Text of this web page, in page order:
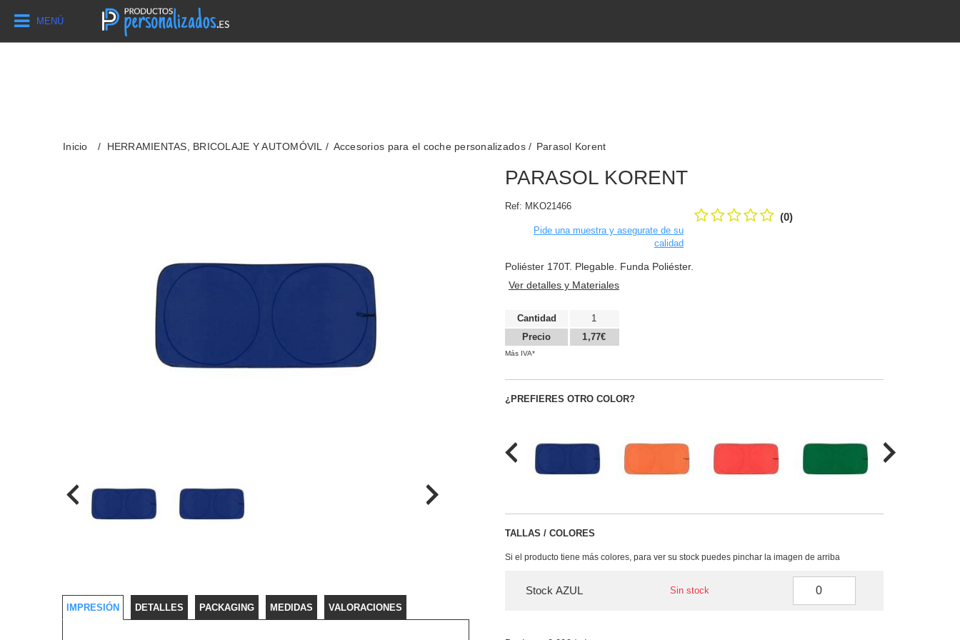
MENÚ
Inicio HERRAMIENTAS, BRICOLAJE Y AUTOMÓVIL Accesorios para el coche personalizados Parasol Korent
IMPRESIÓN DETALLES PACKAGING MEDIDAS VALORACIONES
PARASOL KORENT
Ref: MKO21466
(0)
Pide una muestra y asegurate de su
calidad
Poliéster 170T. Plegable. Funda Poliéster.
Ver detalles y Materiales
Cantidad
Precio
1
1,77€
Más IVA*
¿PREFIERES OTRO COLOR?
TALLAS / COLORES
Si el producto tiene más colores, para ver su stock puedes pinchar la imagen de arriba
Stock AZUL Sin stock